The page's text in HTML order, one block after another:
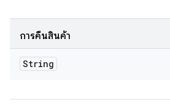
การคืนสินค้า
String